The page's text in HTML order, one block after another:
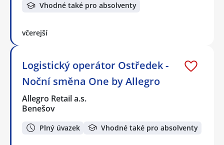
Vhodné také pro absolventy
včerejší
Logistický operátor Ostředek -
Noční směna One by Allegro
Allegro Retail a.s.
Benešov
Plný úvazek Vhodné také pro absolventy